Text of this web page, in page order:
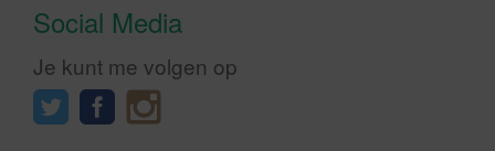
Social Media
Je kunt me volgen op